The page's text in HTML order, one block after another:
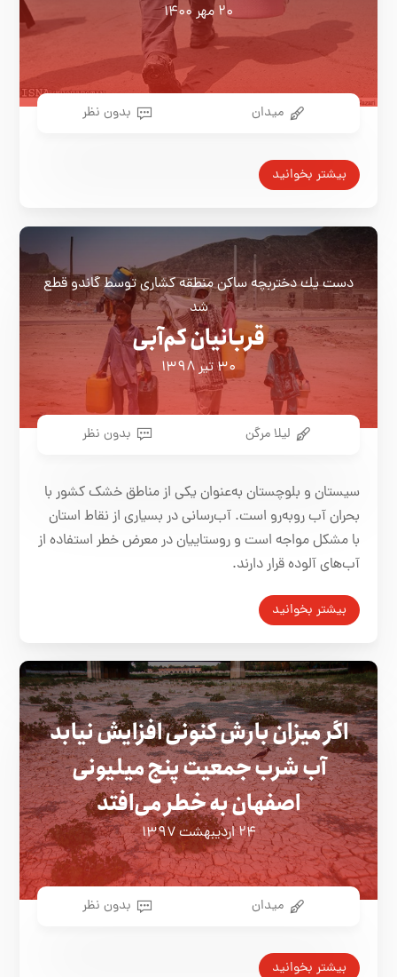
۲۰ مهر ۱۴۰۰
میدان بدون نظر
بیشتر بخوانید
دست يك دختربچه ساكن منطقه كشاری توسط گاندو قطع
شد
قربانیان کم‌آبی
۳۰ تیر ۱۳۹۸
لیلا مرگن بدون نظر
سیستان و بلوچستان به‌عنوان یکی از مناطق خشک کشور با
بحران آب روبه‌رو است. آب‌رسانی در بسیاری از نقاط استان
با مشکل مواجه است و روستاییان در معرض خطر استفاده از
آب‌های آلوده قرار دارند.
بیشتر بخوانید
اگر میزان بارش کنونی افزایش نیابد
آب شرب جمعیت پنج میلیونی
اصفهان به خطر می‌افتد
۲۴ اردیبهشت ۱۳۹۷
میدان بدون نظر
بیشتر بخوانید